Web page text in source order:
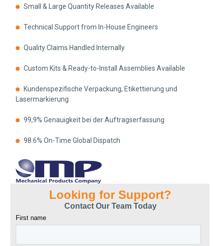
Small & Large Quantity Releases Available
Technical Support from In-House Engineers
Quality Claims Handled Internally
Custom Kits & Ready-to-Install Assemblies Available
Kundenspezifische Verpackung, Etikettierung und
Lasermarkierung
99,9% Genauigkeit bei der Auftragserfassung
98.6% On-Time Global Dispatch